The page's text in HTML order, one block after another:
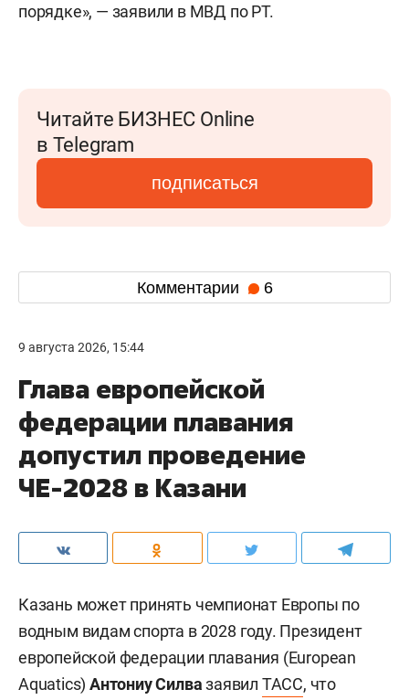
порядке», — заявили в МВД по РТ.
Читайте БИЗНЕС Online
в Telegram
подписаться
Комментарии 6
9 августа 2026, 15:44
Глава европейской
федерации плавания
допустил проведение
ЧЕ-2028 в Казани
Казань может принять чемпионат Европы по
водным видам спорта в 2028 году. Президент
европейской федерации плавания (European
Aquatics) Антониу Силвазаявил ТАСС, что